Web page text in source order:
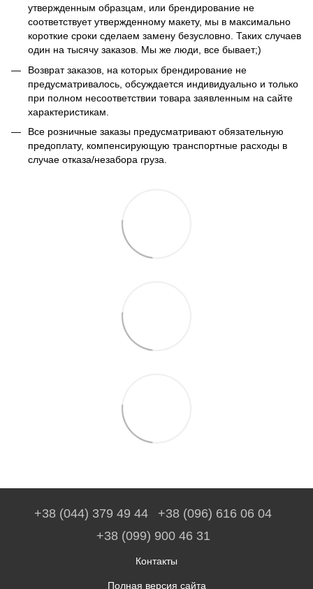
утвержденным образцам, или брендирование не
соответствует утвержденному макету, мы в максимально
короткие сроки сделаем замену безусловно. Таких случаев
один на тысячу заказов. Мы же люди, все бывает;)
Возврат заказов, на которых брендирование не
предусматривалось, обсуждается индивидуально и только
при полном несоответствии товара заявленным на сайте
характеристикам.
Все розничные заказы предусматривают обязательную
предоплату, компенсирующую транспортные расходы в
случае отказа/незабора груза.
+38 (044) 379 49 44
+38 (096) 616 06 04
+38 (099) 900 46 31
Контакты
Полная версия сайта